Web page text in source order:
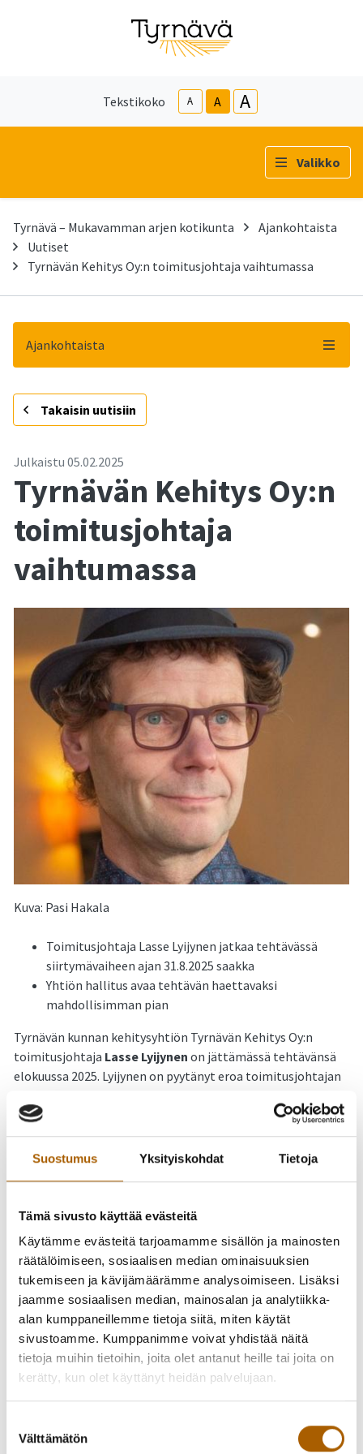
Suostumus Yksityiskohdat Tietoja
Tämä sivusto käyttää evästeitä
Käytämme evästeitä tarjoamamme sisällön ja mainosten
räätälöimiseen, sosiaalisen median ominaisuuksien
tukemiseen ja kävijämäärämme analysoimiseen. Lisäksi
jaamme sosiaalisen median, mainosalan ja analytiikka-
alan kumppaneillemme tietoja siitä, miten käytät
sivustoamme. Kumppanimme voivat yhdistää näitä
tietoja muihin tietoihin, joita olet antanut heille tai joita on
kerätty, kun olet käyttänyt heidän palvelujaan.
valinta
Välttämätön
Tekstikoko A A A
Valikko
Tyrnävä – Mukavamman arjen kotikunta
Ajankohtaista
Uutiset
Tyrnävän Kehitys Oy:n toimitusjohtaja vaihtumassa
Ajankohtaista
- Takaisin uutisiin
Julkaistu 05.02.2025
Tyrnävän Kehitys Oy:n
toimitusjohtaja
vaihtumassa
Kuva: Pasi Hakala
Toimitusjohtaja Lasse Lyijynen jatkaa tehtävässä
siirtymävaiheen ajan 31.8.2025 saakka
Yhtiön hallitus avaa tehtävän haettavaksi
mahdollisimman pian
Tyrnävän kunnan kehitysyhtiön Tyrnävän Kehitys Oy:n
toimitusjohtaja Lasse Lyijynen on jättämässä tehtävänsä
elokuussa 2025. Lyijynen on pyytänyt eroa toimitusjohtajan
yhteisymmärryksessä yhtiön hallituksen kanssa.
Lyijynen jatkaa tehtävässään elokuun loppuun
tiedottaa rekrytointiprosessin etenemisestä.
Lasse Lyijynen kertoo, että uuden kehitysyhtiön
rakentaminen Tyrnävälle on ollut hieno kokonaisuus.
– Näiden vajaan neljän vuoden aikana Tyrnävän Kehitys
Oy:stä on muodostunut luotettu kumppani Tyrnävällä
toimiville ja kuntaamme sijoittuville yrityksille.
kehityshankkeissa, joiden myötä Tyrnävälle muun muassa
valmistuu tulevana elokuuna uusia yritystiloja, kertoo